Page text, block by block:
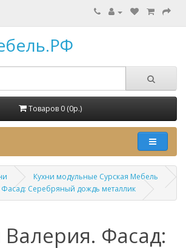
Товаров 0 (0p.)
Кухни модульные Сурская Мебель
Серебряный дождь металлик
Фасад: